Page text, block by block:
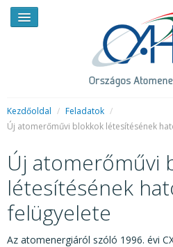
RENDKÍVÜLI HÍREK
HIRDETMÉNYEK
Kezdőoldal / Feladatok /
Új atomerőművi blokkok létesítésének
Új atomerőművi
létesítésének
felügyelete
Az atomenergiáról szóló 1996. évi